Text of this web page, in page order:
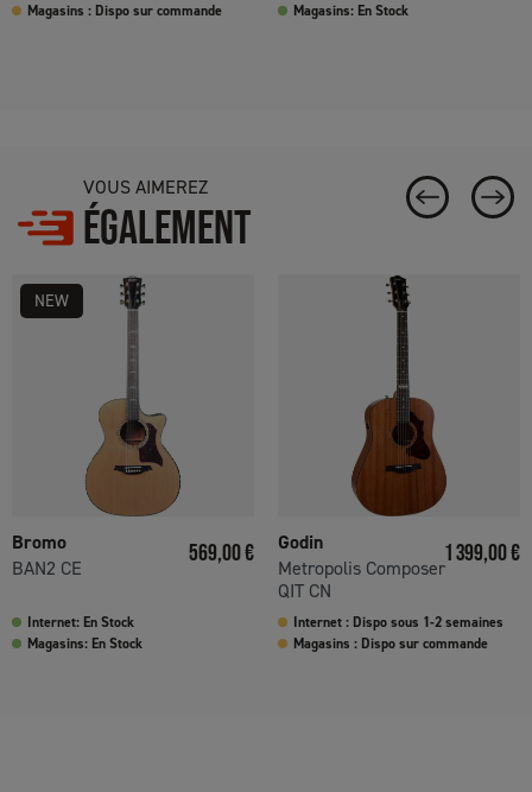
Magasins : Dispo sur commande
Magasins: En Stock
VOUS AIMEREZ
ÉGALEMENT
Bromo
BAN2 CE
Prix
569,00 €
Internet: En Stock
Magasins: En Stock
NEW
Godin
Metropolis Composer
QIT CN
Prix
1 399,00 €
Internet : Dispo sous 1-2 semaines
Magasins : Dispo sur commande